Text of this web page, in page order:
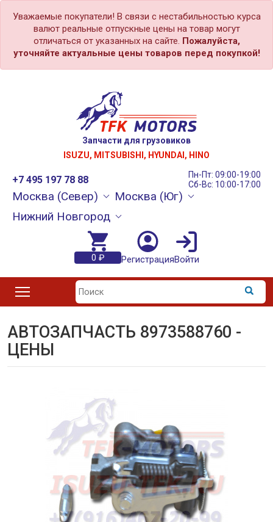
Уважаемые покупатели! В связи с нестабильностью курса
валют реальные отпускные цены на товар могут
отличаться от указанных на сайте. Пожалуйста,
уточняйте актуальные цены товаров перед покупкой!
Запчасти для грузовиков
ISUZU, MITSUBISHI, HYUNDAI, HINO
+7 495 197 78 88
Пн-Пт: 09:00-19:00
Сб-Вс: 10:00-17:00
Москва (Север)
Москва (Юг)
Нижний Новгород
0 ₽ РегистрацияВойти
АВТОЗАПЧАСТЬ 8973588760 -
ЦЕНЫ